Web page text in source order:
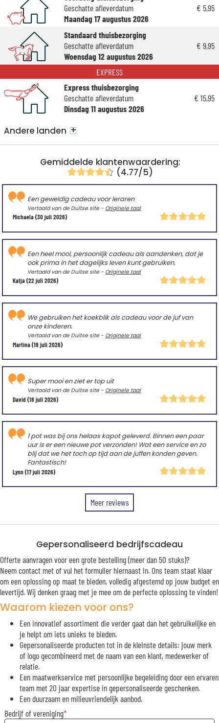
Gemiddelde klantenwaardering:
(4.77/5)
Michaela(30 juli 2026)
Een geweldig cadeau voor leraren
Vertaald van de Duitse site - Originele taal
Katja(22 juli 2026)
Een heel mooi, persoonlijk cadeau als aandenken, dat je
ook prima in het dagelijks leven kunt gebruiken.
Vertaald van de Duitse site - Originele taal
Martina(19 juli 2026)
We gebruiken het koekblik als cadeau voor de juf van
onze kinderen.
Vertaald van de Duitse site - Originele taal
David(18 juli 2026)
Super mooi en ziet er top uit
Vertaald van de Duitse site - Originele taal
Lynn(17 juli 2026)
1 pot was bij ons helaas kapot geleverd. Binnen een paar
uur is er een nieuwe pot verzonden! Wat een service en zo
blij dat we het toch op tijd aan de juffen konden geven.
Fantastisch!
Meer reviews
Geschatte afleverdatum
Maandag 17 augustus 2026
€ 5,95
Standaard thuisbezorging
Geschatte afleverdatum
Woensdag 12 augustus 2026
€ 9,95
EXPRESS
Express thuisbezorging
Geschatte afleverdatum
Dinsdag 11 augustus 2026
€ 15,95
Andere landen +
Gepersonaliseerd bedrijfscadeau
Offerte aanvragen voor een grote bestelling (meer dan 50 stuks)?
Neem contact met of vul het formulier hiernaast in. Ons team staat klaar
om een oplossing op maat te bieden, volledig afgestemd op jouw budget en
levertijd. Wij denken graag met je mee om de perfecte oplossing te vinden!
Waarom kiezen voor ons?
Een innovatief assortiment die verder gaat dan het gebruikelijke en
je helpt om iets unieks te bieden.
Gepersonaliseerde producten tot in de kleinste details: jouw merk
of logo gecombineerd met de naam van een klant, medewerker of
relatie.
Een maatwerkservice met persoonlijke begeleiding door een ervaren
team met 20 jaar expertise in gepersonaliseerde geschenken.
Een duurzaam en milieuvriendelijk aanbod.
Bedrijf of vereniging